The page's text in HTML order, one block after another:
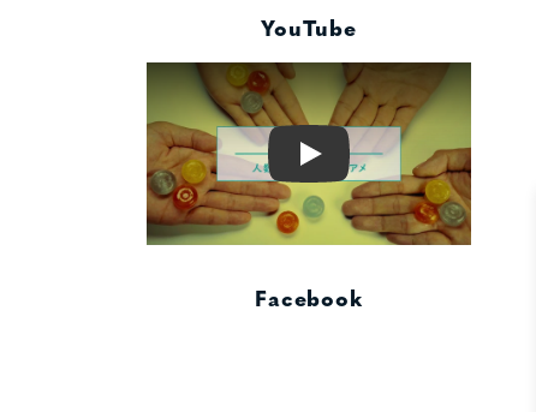
YouTube
Play
Facebook